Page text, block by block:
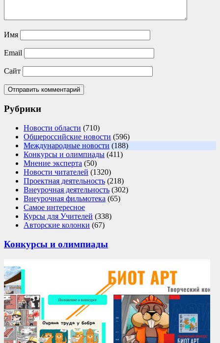
Имя
Email
Сайт
Рубрики
Новости области (710)
Общероссийские новости (596)
Международные новости (188)
Конкурсы и олимпиады (411)
Мнение эксперта (50)
Новости читателей (1320)
Проектная деятельность (218)
Внеурочная деятельность (302)
Внеурочная фильмотека (65)
Самое интересное
Курсы для Учителей (338)
Авторские колонки (67)
Конкурсы и олимпиады